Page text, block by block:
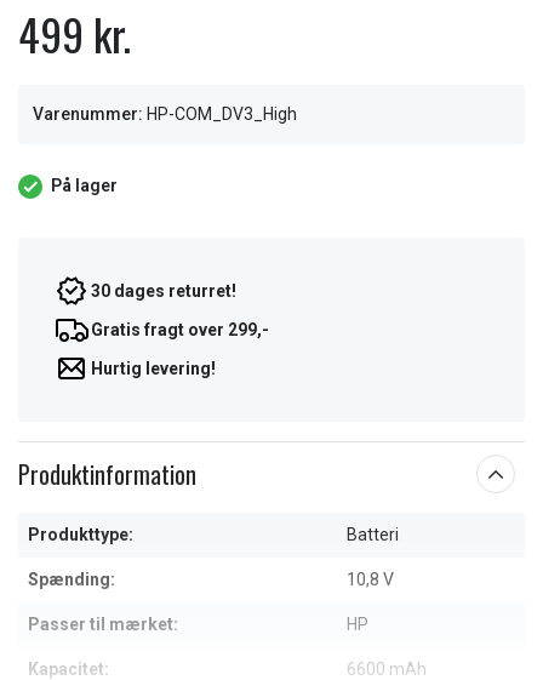
499 kr.
Varenummer: HP-COM_DV3_High
På lager
30 dages returret!
Gratis fragt over 299,-
Hurtig levering!
Produktinformation
Produkttype: Batteri
Spænding: 10,8 V
Passer til mærket: HP
Kapacitet: 6600 mAh